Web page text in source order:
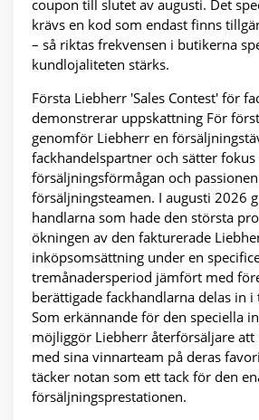
coupon till slutet av augusti. Det
krävs en kod som endast finns
– så riktas frekvensen i butikerna
kundlojaliteten stärks.
Första Liebherr 'Sales Contest' för
demonstrerar uppskattning För
genomför Liebherr en
fackhandelspartner och sätter fokus
försäljningsförmågan och
försäljningsteamen. I augusti 2026
handlarna som hade den största
ökningen av den fakturerade
inköpsomsättning under en
tremånadersperiod jämfört med
berättigade fackhandlarna delas in i
Som erkännande för den speciella
möjliggör Liebherr återförsäljare att
med sina vinnarteam på deras
täcker notan som ett tack för den
försäljningsprestationen.